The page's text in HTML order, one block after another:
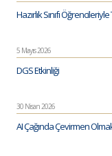
Hazırlık Sınıfı
5 Mayıs 2026
DGS Etkinliği
30 Nisan 2026
AI Çağında Çevirmen